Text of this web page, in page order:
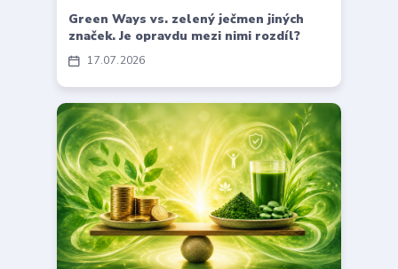
17 07 2026
Green Ways vs. zelený ječmen jiných
značek. Je opravdu mezi nimi rozdíl?